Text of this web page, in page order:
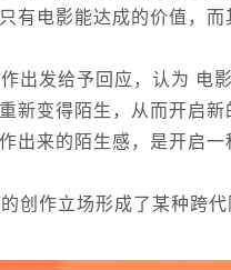
有电影能达成的价值，
出发给予回应，认为 电
新变得陌生，从而开启
出来的陌生感，是开启一
创作立场形成了某种跨代